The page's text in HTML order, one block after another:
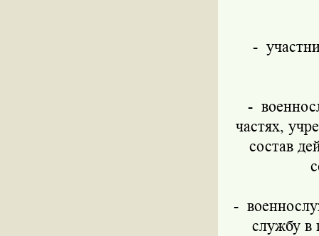
-
-
частях,
состав
-
службу в